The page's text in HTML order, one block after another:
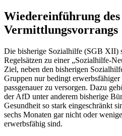
Wiedereinführung des
Vermittlungsvorrangs
Die bisherige Sozialhilfe (SGB XII)
Regelsätzen zu einer „Sozialhilfe-
Ziel, neben den bisherigen
Gruppen nur bedingt
passgenauer zu versorgen. Dazu
der AfD unter anderem bisherige
Gesundheit so stark eingeschränkt
sechs Monaten gar nicht oder
erwerbsfähig sind.